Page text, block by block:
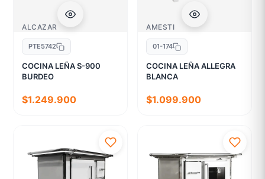
ALCAZAR
PTE5742
COCINA LEÑA S-900
BURDEO
$1.249.900
AMESTI
01-174
COCINA LEÑA ALLEGRA
BLANCA
$1.099.900